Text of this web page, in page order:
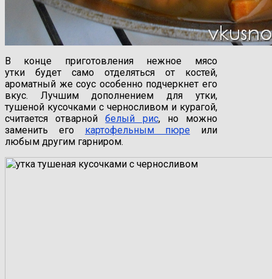
В конце приготовления нежное мясо
утки будет само отделяться от костей,
ароматный же соус особенно подчеркнет его
вкус. Лучшим дополнением для утки,
тушеной кусочками с черносливом и курагой,
считается отварнойбелый рис, но можно
заменить его картофельным пюреили
любым другим гарниром.